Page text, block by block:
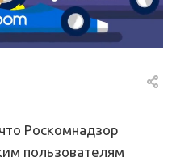
Роскомнадзор
пользователям